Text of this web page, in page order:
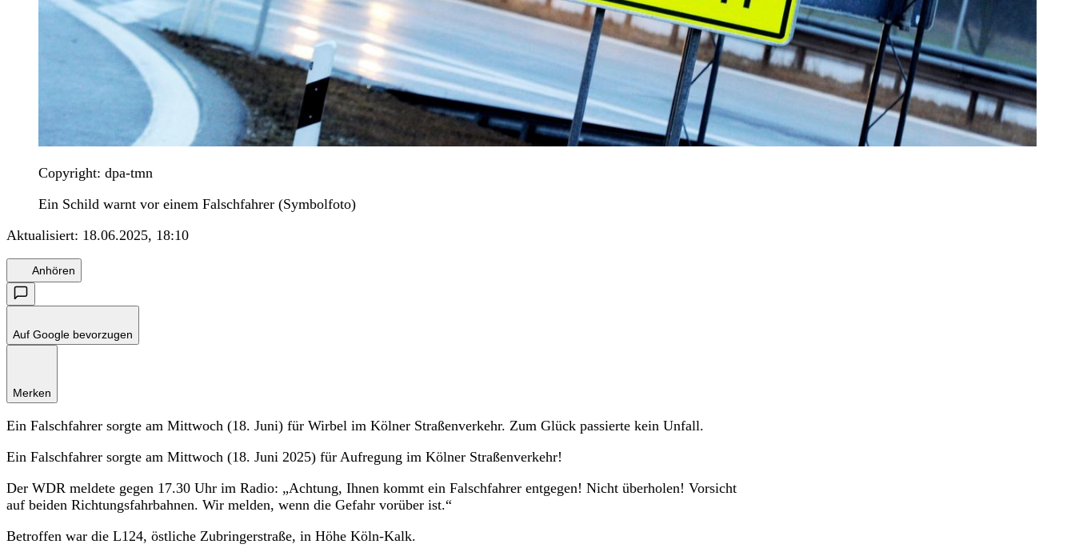
Copyright: dpa-tmn
Ein Schild warnt vor einem Falschfahrer (Symbolfoto)
Aktualisiert: 18.06.2025, 18:10
Anhören
Auf Google bevorzugen
Merken
Ein Falschfahrer sorgte am Mittwoch (18. Juni) für Wirbel im Kölner Straßenverkehr. Zum Glück passierte kein Unfall.
Ein Falschfahrer sorgte am Mittwoch (18. Juni 2025) für Aufregung im Kölner Straßenverkehr!
Der WDR meldete gegen 17.30 Uhr im Radio: „Achtung, Ihnen kommt ein Falschfahrer entgegen! Nicht überholen! Vorsicht
auf beiden Richtungsfahrbahnen. Wir melden, wenn die Gefahr vorüber ist.“
Betroffen war die L124, östliche Zubringerstraße, in Höhe Köln-Kalk.